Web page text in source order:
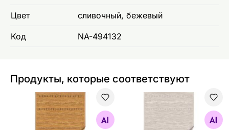
Цвет сливочный, бежевый
Код NA-494132
Продукты, которые соответствуют
Ковер Narma smartWeave® Salla gold 140x200 см
Найдите похожие
Ковер Narma
Найдите похожие